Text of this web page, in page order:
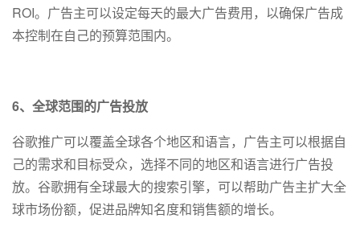
ROI。广告主可以设定每天的最大广告费用，以确保广告成
本控制在自己的预算范围内。
6、全球范围的广告投放
谷歌推广可以覆盖全球各个地区和语言，广告主可以根据自
己的需求和目标受众，选择不同的地区和语言进行广告投
放。谷歌拥有全球最大的搜索引擎，可以帮助广告主扩大全
球市场份额，促进品牌知名度和销售额的增长。